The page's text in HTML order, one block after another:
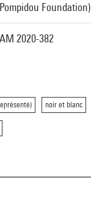
Pompidou Foundation).
AM 2020-382
noir et blanc